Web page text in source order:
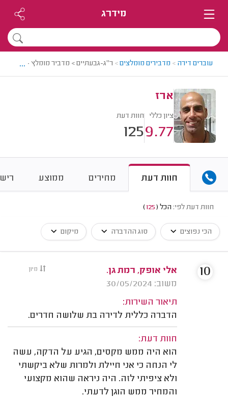
מידרג
עוברים דירה > מדבירים מומלצים> ר"ג-גבעתיים > מדביר מומלץ - ארז
...
ארז
ציון כללי
9.77
חוות דעת
125
חוות דעת מחירים ממוצע
חוות דעת לפי: הכל (
125
)
הכי נפוצים סוג ההדברה מיקום
מיון
אלי אופק, רמת גן.
משוב: 30/05/2024
תיאור השירות:
הדברה כללית לדירה בת שלושה חדרים.
חוות דעת:
הוא היה ממש מקסים, הגיע על הדקה, עשה
לי הנחה כי אני חיילת ולמרות שלא ביקשתי
ולא ציפיתי לזה. היה ניראה שהוא מקצועי
והמחיר ממש הוגן לדעתי.
10